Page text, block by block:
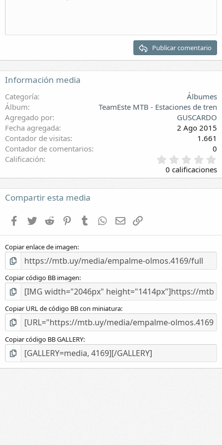
Encabezado 2
Publicar comentario
Información media
Categoría
Álbumes
Álbum
TeamEste MTB - Estaciones de tren
Agregado por
GUSCARDO
Fecha agregada
2 Ago 2015
Contador de visitas
1.661
Contador de comentarios
0
Calificación
,
0
0
(
)
0 calificaciones
Compartir esta media
Facebook
Twitter Reddit PinterestTumblr WhatsApp
E-mail
Copiar enlace de imagen
Copiar código BB imagen
Copiar URL de código BB con miniatura
Copiar código BB GALLERY